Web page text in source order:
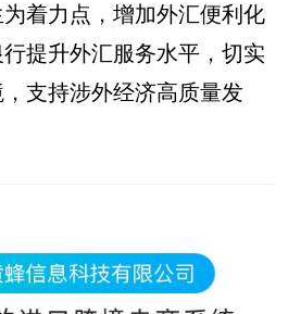
着力点，增加外汇便利化
提升外汇服务水平，切实
支持涉外经济高质量发